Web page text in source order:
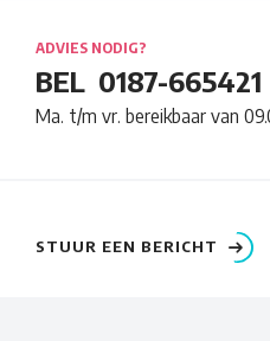
ADVIES NODIG?
BEL 0187-665421
Ma. t/m vr. bereikbaar van
STUUR EEN BERICHT